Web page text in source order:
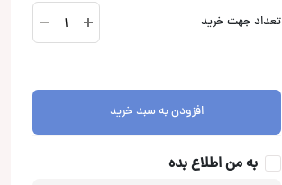
تعداد جهت خرید
KAC-
HQR9500
عدد
افزودن به سبد خرید
به من اطلاع بده